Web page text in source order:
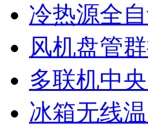
冷热源全
风机盘管
多联机中
冰箱无线